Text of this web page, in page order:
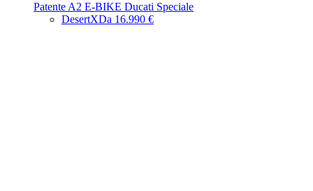
Patente A2 E-BIKE Ducati Speciale
DesertXDa 16.990 €